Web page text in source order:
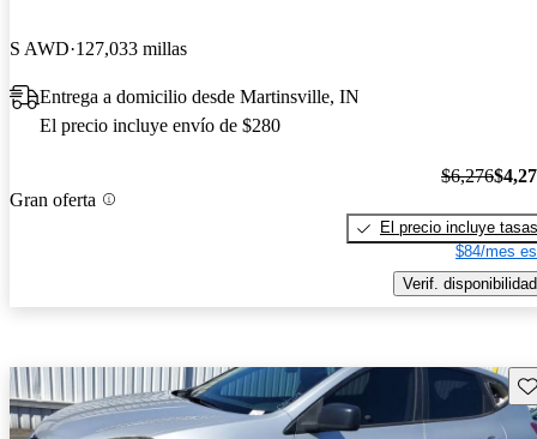
S AWD 127,033 millas
Entrega a domicilio desde Martinsville, IN
El precio incluye envío de $280
Gran oferta
$6,276
El precio incluye tasas
$84/mes
Verif. disponibilidad